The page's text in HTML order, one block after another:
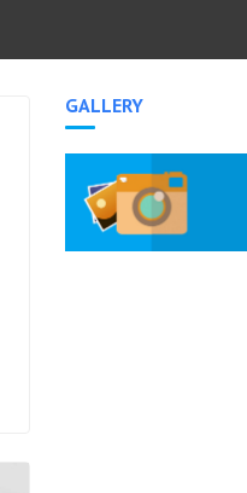
GALLERY